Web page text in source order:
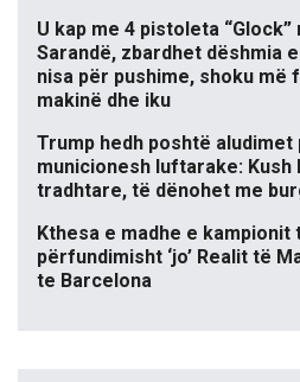
U kap me 4 pistoleta
Sarandë, zbardhet dëshmia
nisa për pushime, shoku më
makinë dhe iku
Trump hedh poshtë aludimet
municionesh luftarake: Kush
tradhtare, të dënohet me
Kthesa e madhe e
përfundimisht ‘jo’ Realit të
te Barcelona